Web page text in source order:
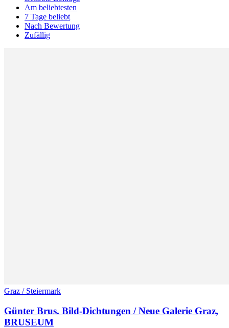
Am beliebtesten
7 Tage beliebt
Nach Bewertung
Zufällig
Graz / Steiermark
Günter Brus. Bild-Dichtungen / Neue Galerie Graz,
BRUSEUM